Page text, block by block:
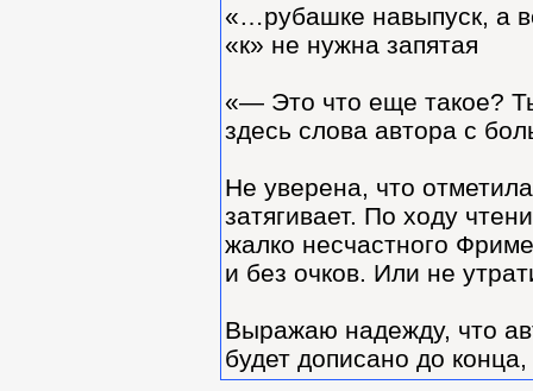
«…рубашке навыпуск, а
«к» не нужна запятая
«— Это что еще такое?
здесь слова автора с
Не уверена, что
затягивает. По ходу
жалко несчастного
и без очков. Или не
Выражаю надежду, что
будет дописано до